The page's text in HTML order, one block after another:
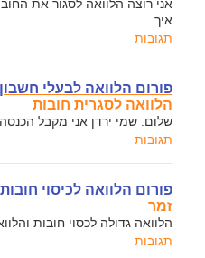
אני רוצה הלוואה לסגור את
איך...
תגובות
פורום הלוואה לבעלי
הלוואה לסגרית חובות
שלום. שמי ירדן אני מקבל
תגובות
פורום הלוואה לכיסוי חובות
זמר
הלוואה גדולה לכסוי חובות
תגובות